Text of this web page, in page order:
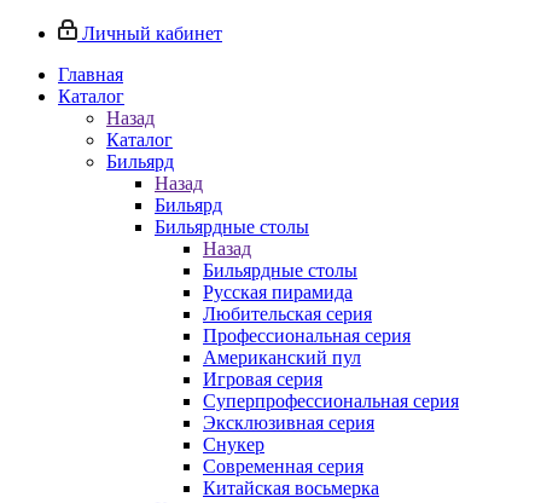
Личный кабинет
Главная
Каталог
Назад
Каталог
Бильярд
Назад
Бильярд
Бильярдные столы
Назад
Бильярдные столы
Русская пирамида
Любительская серия
Профессиональная серия
Американский пул
Игровая серия
Суперпрофессиональная серия
Эксклюзивная серия
Снукер
Современная серия
Китайская восьмерка